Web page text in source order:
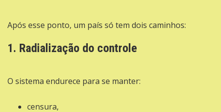
Após esse ponto, um país só tem dois caminhos:
1. Radialização do controle
O sistema endurece para se manter:
censura,